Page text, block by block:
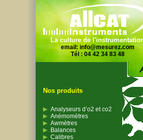
La culture de
email: info@mesurez.com
Tél : 04 42 34 83 48
Nos produits
Analyseurs d’o2 et co2
Anémomètres
Awmètres
Balances
Calibres